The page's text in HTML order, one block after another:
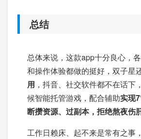
总结
总体来说，这款app十分良心，
和操作体验都做的挺好，双子星
用 ，抖音、社交软件都不在话下
候智能托管游戏，配合辅助实现
断攒资源、过副本，拒绝熬夜伤肝
工作日赖床、起不来是常有之事